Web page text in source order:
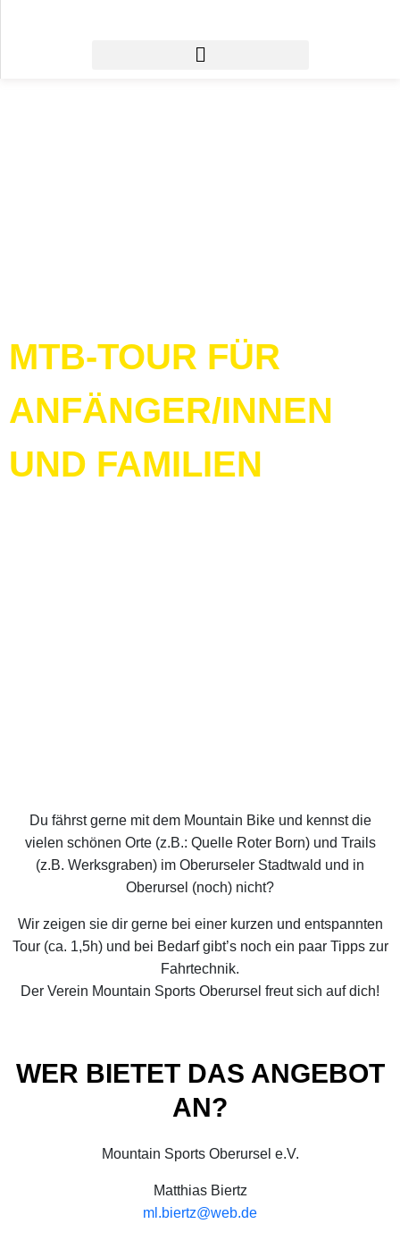
MTB-TOUR FÜR
ANFÄNGER/INNEN
UND FAMILIEN
Du fährst gerne mit dem Mountain Bike und kennst die
vielen schönen Orte (z.B.: Quelle Roter Born) und Trails
(z.B. Werksgraben) im Oberurseler Stadtwald und in
Oberursel (noch) nicht?
Wir zeigen sie dir gerne bei einer kurzen und entspannten
Tour (ca. 1,5h) und bei Bedarf gibt’s noch ein paar Tipps zur
Fahrtechnik.
Der Verein Mountain Sports Oberursel freut sich auf dich!
WER BIETET DAS ANGEBOT
AN?
Mountain Sports Oberursel e.V.
Matthias Biertz
ml.biertz@web.de